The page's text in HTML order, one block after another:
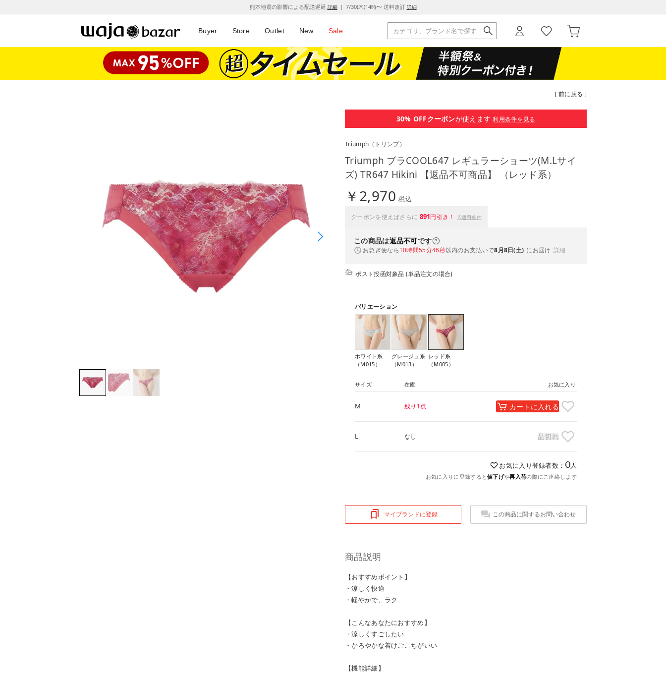
熊本地震の影響による配送遅延 詳細｜ 7/30(木)14時〜 送料改訂 詳細
Buyer Store Outlet New Sale
[ 前に戻る ]
30% OFFクーポンが使えます 利用条件を見る
Triumph （トリンプ）
Triumph ブラCOOL647 レギュラーショーツ(M.Lサイ
ズ) TR647 Hikini 【返品不可商品】 （レッド系）
￥2,970 税込
クーポンを使えばさらに 891円引き！ ※適用条件
この商品は返品不可です
お急ぎ便なら 10時間55分45秒以内のお支払いで8月8日(土) にお届け 詳細
ポスト投函対象品 (単品注文の場合)
バリエーション
ホワイト系
（M015）
グレージュ系
（M013）
レッド系
（M005）
サイズ 在庫 お気に入り
M 残り1点 カートに入れる
L なし 品切れ
お気に入り登録者数： 0人
お気に入りに登録すると値下げや再入荷の際にご連絡します
マイブランドに登録 この商品に関するお問い合わせ
商品説明
【おすすめポイント】
・涼しく快適
・軽やかで、ラク
【こんなあなたにおすすめ】
・涼しくすごしたい
・かろやかな着けごこちがいい
【機能詳細】